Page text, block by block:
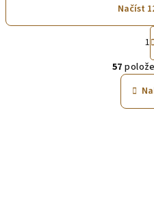
Načíst
1
57